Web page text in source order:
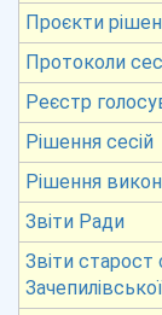
Проєкти
Протоколи
Реєстр
Рішення сесій
Рішення
Звіти Ради
Звіти старост